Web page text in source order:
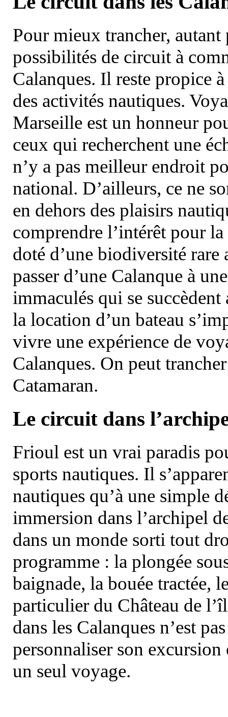
Pour mieux trancher, autant
possibilités de circuit à
Calanques. Il reste propice
des activités nautiques.
Marseille est un honneur
ceux qui recherchent une
n’y a pas meilleur endroit
national. D’ailleurs, ce ne
en dehors des plaisirs
comprendre l’intérêt pour
doté d’une biodiversité
passer d’une Calanque à
immaculés qui se
la location d’un bateau
vivre une expérience de
Calanques. On peut
Catamaran.
Le circuit dans
Frioul est un vrai paradis
sports nautiques. Il
nautiques qu’à une simple
immersion dans l’archipel
dans un monde sorti tout
programme : la plongée
baignade, la bouée tractée,
particulier du Château de
dans les Calanques n’est
personnaliser son
un seul voyage.